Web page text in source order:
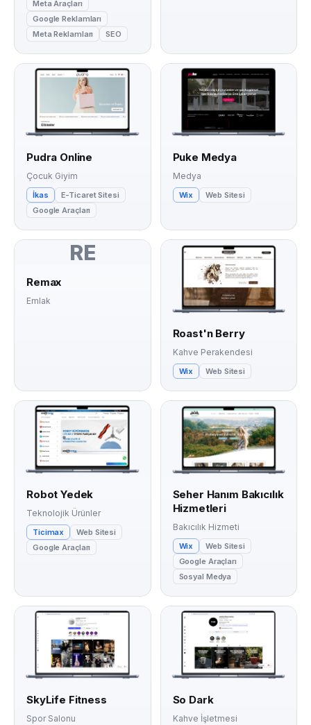
Meta Araçları
Google Reklamları
Meta Reklamları
SEO
Pudra Online
Çocuk Giyim
İkas
E-Ticaret Sitesi
Google Araçları
Puke Medya
Medya
Wix Web Sitesi
RE
Remax
Emlak
Roast'n Berry
Kahve Perakendesi
Wix Web Sitesi
Robot Yedek
Teknolojik Ürünler
Ticimax
Web Sitesi
Google Araçları
Seher Hanım Bakıcılık
Hizmetleri
Bakıcılık Hizmeti
Wix
Web Sitesi
Google Araçları
Sosyal Medya
SkyLife Fitness
Spor Salonu
So Dark
Kahve İşletmesi